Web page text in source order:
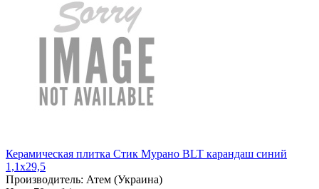
Керамическая плитка Стик Мурано BLT карандаш синий
1,1х29,5
Производитель: Атем (Украина)